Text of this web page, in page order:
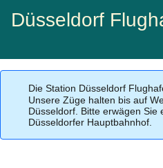
Düsseldorf
Die Station Düsseldorf
Unsere Züge halten bis auf
Düsseldorf. Bitte erwägen Sie
Düsseldorfer Hauptbahnhof.